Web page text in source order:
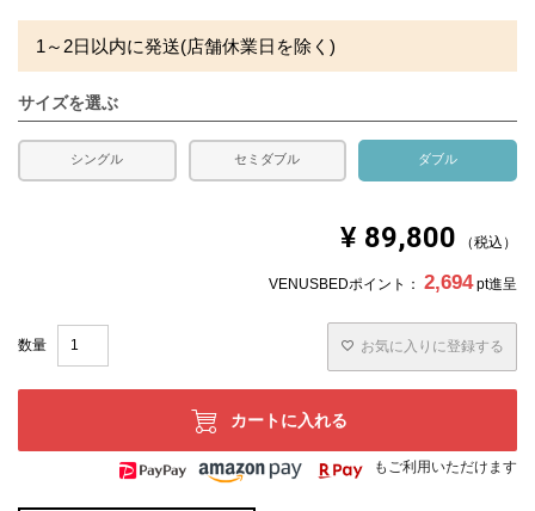
・下層(厚み10cm)
発生する場合がございます。また、発送予定も変更になる
※できる限り実際の色を再現するよう心がけております
が、閲覧環境により誤差がでる場合がございますのでご了
・ウレタンフォームは絶対に洗わないでください。汚れを
落とす時にはカバーを取り外し、軽く濡らした布でウレタ
ンフォームを拭いた後、直射日光の当たらない場所で乾か
・製品の特性上、空気に触れて変色することがあります
が、品質には問題ありません。
1～2日以内に発送(店舗休業日を除く)
サイズを選ぶ
シングル セミダブル ダブル
¥ 89,800 税込
VENUSBEDポイント： 2,694 pt進呈
お気に入りに登録する
カートに入れる
もご利用いただけます